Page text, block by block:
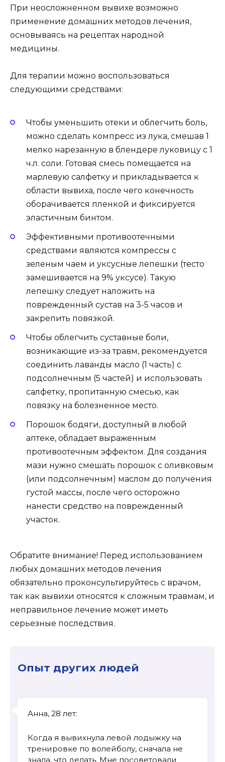
При неосложненном вывихе возможно
применение домашних методов лечения,
основываясь на рецептах народной
медицины.
Для терапии можно воспользоваться
следующими средствами:
Чтобы уменьшить отеки и облегчить боль,
можно сделать компресс из лука, смешав 1
мелко нарезанную в блендере луковицу с 1
ч.л. соли. Готовая смесь помещается на
марлевую салфетку и прикладывается к
области вывиха, после чего конечность
оборачивается пленкой и фиксируется
эластичным бинтом.
Эффективными противоотечными
средствами являются компрессы с
зеленым чаем и уксусные лепешки (тесто
замешивается на 9% уксусе). Такую
лепешку следует наложить на
поврежденный сустав на 3-5 часов и
закрепить повязкой.
Чтобы облегчить суставные боли,
возникающие из-за травм, рекомендуется
соединить лаванды масло (1 часть) с
подсолнечным (5 частей) и использовать
салфетку, пропитанную смесью, как
повязку на болезненное место.
Порошок бодяги, доступный в любой
аптеке, обладает выраженным
противоотечным эффектом. Для создания
мази нужно смешать порошок с оливковым
(или подсолнечным) маслом до получения
густой массы, после чего осторожно
нанести средство на поврежденный
участок.
Обратите внимание! Перед использованием
любых домашних методов лечения
обязательно проконсультируйтесь с врачом,
так как вывихи относятся к сложным травмам, и
неправильное лечение может иметь
серьезные последствия.
Опыт других людей
Анна, 28 лет:
Когда я вывихнула левой лодыжку на
тренировке по волейболу, сначала не
знала, что делать. Мне посоветовали